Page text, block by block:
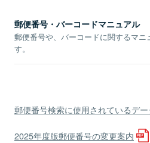
郵便番号・バーコードマニュアル
郵便番号や、バーコードに関するマニ
す。
郵便番号検索に使用されているデ
2025年度版郵便番号の変更案内